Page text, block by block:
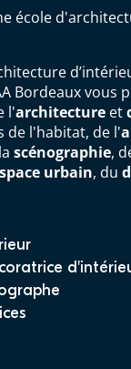
école
Bordeaux vous
l'architecture et
de l'habitat, de l'
scénographie,
urbain, du